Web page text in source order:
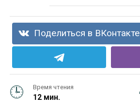
Поделиться в ВКонтакте
Время чтения
12 мин.